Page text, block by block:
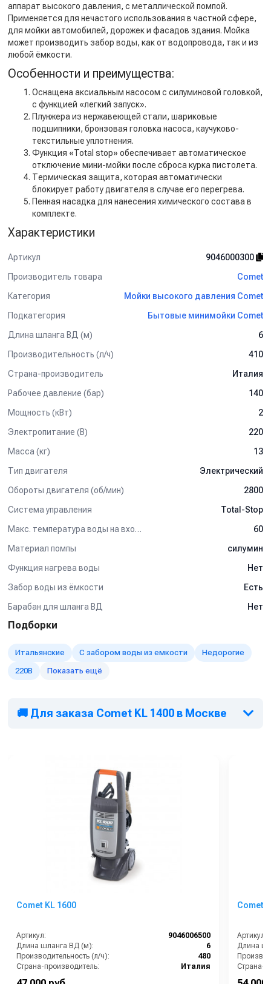
аппарат высокого давления, с металлической помпой.
Применяется для нечастого использования в частной сфере,
для мойки автомобилей, дорожек и фасадов здания. Мойка
может производить забор воды, как от водопровода, так и из
любой ёмкости.
Особенности и преимущества:
Оснащена аксиальным насосом с силуминовой головкой,
с функцией «легкий запуск».
Плунжера из нержавеющей стали, шариковые
подшипники, бронзовая головка насоса, каучуково-
текстильные уплотнения.
Функция «Total stop» обеспечивает автоматическое
отключение мини-мойки после сброса курка пистолета.
Термическая защита, которая автоматически
блокирует работу двигателя в случае его перегрева.
Пенная насадка для нанесения химического состава в
комплекте.
Характеристики
Артикул
9046000300
Производитель товара
Comet
Категория
Мойки высокого давления Comet
Подкатегория
Бытовые минимойки Comet
Длина шланга ВД (м)
6
Производительность (л/ч)
410
Страна-производитель
Италия
Рабочее давление (бар)
140
Мощность (кВт)
2
Электропитание (В)
220
Масса (кг)
13
Тип двигателя
Электрический
Обороты двигателя (об/мин)
2800
Система управления
Total-Stop
Макс. температура воды на входе (°C)
60
Материал помпы
силумин
Функция нагрева воды
Нет
Забор воды из ёмкости
Есть
Барабан для шланга ВД
Нет
Подборки
Итальянские С забором воды из емкости
Недорогие
220В
Показать ещё
🚚 Для заказа Comet KL 1400 в Москве
Comet KL 1600
Артикул:
9046006500
Длина шланга ВД (м):
6
Производительность (л/ч):
480
Страна-производитель:
Италия
Рабочее давление (бар):
Comet
Артикул:
Длина
Страна-